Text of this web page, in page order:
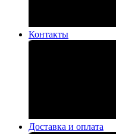
Контакты
Доставка и оплата